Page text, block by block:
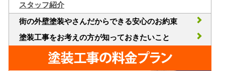
スタッフ紹介
街の外壁塗装やさんだからできる安心のお約束
塗装工事をお考えの方が知っておきたいこと